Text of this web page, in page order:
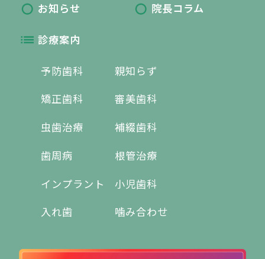
お知らせ 院長コラム
診療案内
予防歯科
矯正歯科
虫歯治療
歯周病
インプラント
入れ歯
親知らず
審美歯科
補綴歯科
根管治療
小児歯科
噛み合わせ